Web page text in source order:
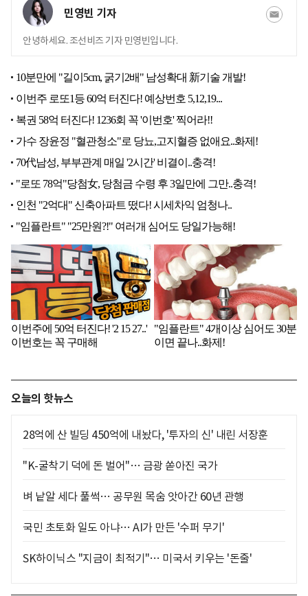
민영빈 기자
안녕하세요. 조선비즈 기자 민영빈입니다.
오늘의 핫뉴스
28억에 산 빌딩 450억에 내놨다, '투자의 신' 내린 서장훈
"K-굴착기 덕에 돈 벌어"… 금광 쏟아진 국가
벼 낱알 세다 풀썩… 공무원 목숨 앗아간 60년 관행
국민 초토화 일도 아냐… AI가 만든 '수퍼 무기'
SK하이닉스 "지금이 최적기"… 미국서 키우는 '돈줄'